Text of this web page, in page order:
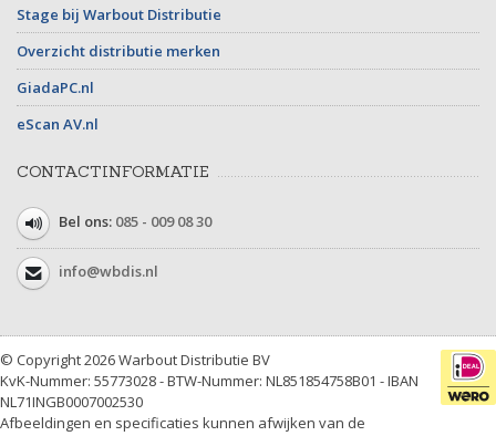
Stage bij Warbout Distributie
Overzicht distributie merken
GiadaPC.nl
eScan AV.nl
CONTACTINFORMATIE
Bel ons: 085 - 009 08 30
info@wbdis.nl
© Copyright 2026 Warbout Distributie BV
KvK-Nummer: 55773028 - BTW-Nummer: NL851854758B01 - IBAN
NL71INGB0007002530
Afbeeldingen en specificaties kunnen afwijken van de